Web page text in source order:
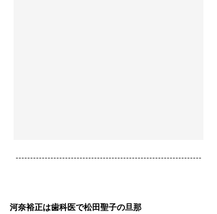
----------------------------------------------------------------
河奈裕正は歯科医で松田聖子の旦那